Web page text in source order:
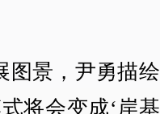
图景，尹勇描绘
将会变成‘岸基